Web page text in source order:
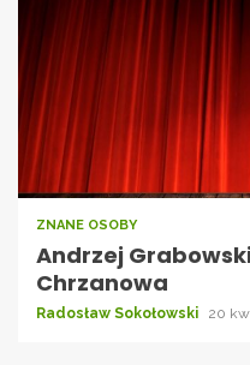
ZNANE OSOBY
Andrzej
Chrzanowa
Radosław Sokołowski 20